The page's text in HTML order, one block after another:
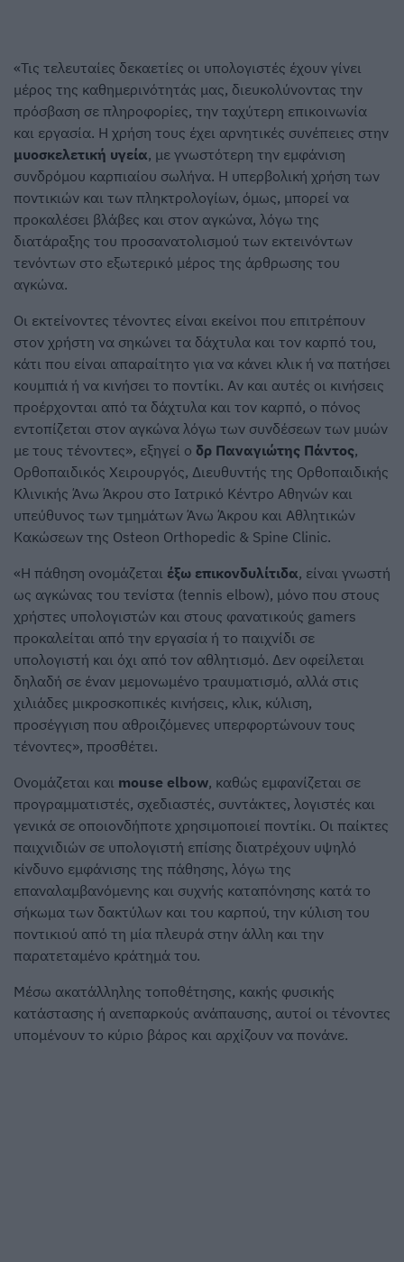
«Τις τελευταίες δεκαετίες οι υπολογιστές έχουν γίνει
μέρος της καθημερινότητάς μας, διευκολύνοντας την
πρόσβαση σε πληροφορίες, την ταχύτερη επικοινωνία
και εργασία. Η χρήση τους έχει αρνητικές συνέπειες στην
μυοσκελετική υγεία, με γνωστότερη την εμφάνιση
συνδρόμου καρπιαίου σωλήνα. Η υπερβολική χρήση των
ποντικιών και των πληκτρολογίων, όμως, μπορεί να
προκαλέσει βλάβες και στον αγκώνα, λόγω της
διατάραξης του προσανατολισμού των εκτεινόντων
τενόντων στο εξωτερικό μέρος της άρθρωσης του
αγκώνα.
Οι εκτείνοντες τένοντες είναι εκείνοι που επιτρέπουν
στον χρήστη να σηκώνει τα δάχτυλα και τον καρπό του,
κάτι που είναι απαραίτητο για να κάνει κλικ ή να πατήσει
κουμπιά ή να κινήσει το ποντίκι. Αν και αυτές οι κινήσεις
προέρχονται από τα δάχτυλα και τον καρπό, ο πόνος
εντοπίζεται στον αγκώνα λόγω των συνδέσεων των μυών
με τους τένοντες», εξηγεί ο δρ Παναγιώτης Πάντος,
Ορθοπαιδικός Χειρουργός, Διευθυντής της Ορθοπαιδικής
Κλινικής Άνω Άκρου στο Ιατρικό Κέντρο Αθηνών και
υπεύθυνος των τμημάτων Άνω Άκρου και Αθλητικών
Κακώσεων της Osteon Orthopedic & Spine Clinic.
«Η πάθηση ονομάζεται έξω επικονδυλίτιδα, είναι γνωστή
ως αγκώνας του τενίστα (tennis elbow), μόνο που στους
χρήστες υπολογιστών και στους φανατικούς gamers
προκαλείται από την εργασία ή το παιχνίδι σε
υπολογιστή και όχι από τον αθλητισμό. Δεν οφείλεται
δηλαδή σε έναν μεμονωμένο τραυματισμό, αλλά στις
χιλιάδες μικροσκοπικές κινήσεις, κλικ, κύλιση,
προσέγγιση που αθροιζόμενες υπερφορτώνουν τους
τένοντες», προσθέτει.
Ονομάζεται και mouse elbow, καθώς εμφανίζεται σε
προγραμματιστές, σχεδιαστές, συντάκτες, λογιστές και
γενικά σε οποιονδήποτε χρησιμοποιεί ποντίκι. Οι παίκτες
παιχνιδιών σε υπολογιστή επίσης διατρέχουν υψηλό
κίνδυνο εμφάνισης της πάθησης, λόγω της
επαναλαμβανόμενης και συχνής καταπόνησης κατά το
σήκωμα των δακτύλων και του καρπού, την κύλιση του
ποντικιού από τη μία πλευρά στην άλλη και την
παρατεταμένο κράτημά του.
Μέσω ακατάλληλης τοποθέτησης, κακής φυσικής
κατάστασης ή ανεπαρκούς ανάπαυσης, αυτοί οι τένοντες
υπομένουν το κύριο βάρος και αρχίζουν να πονάνε.